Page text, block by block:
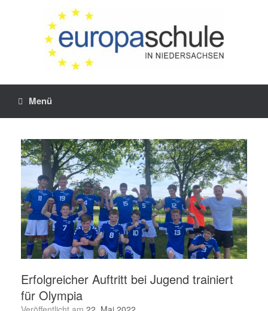
Menü
Erfolgreicher Auftritt bei Jugend trainiert
für Olympia